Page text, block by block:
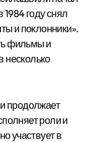
году снял
и поклонники».
фильмы и
несколько
продолжает
роли и
участвует в